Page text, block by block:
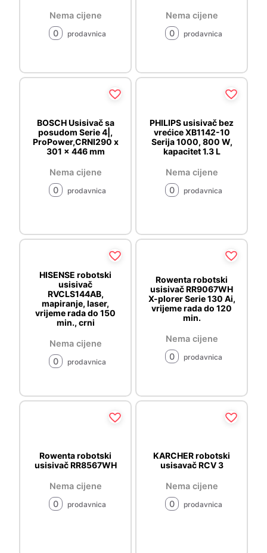
Nema cijene
0
prodavnica
Nema cijene
0
prodavnica
BOSCH Usisivač sa
posudom Serie 4|,
ProPower,CRNI290 x
301 x 446 mm
Nema cijene
0
prodavnica
PHILIPS usisivač bez
vrećice XB1142-10
Serija 1000, 800 W,
kapacitet 1.3 L
Nema cijene
0
prodavnica
HISENSE robotski
usisivač
RVCLS144AB,
mapiranje, laser,
vrijeme rada do 150
min., crni
Nema cijene
0
prodavnica
Rowenta robotski
usisivač RR9067WH
X-plorer Serie 130 Ai,
vrijeme rada do 120
min.
Nema cijene
0
prodavnica
Rowenta robotski
usisivač RR8567WH
Nema cijene
0
prodavnica
KARCHER robotski
usisavač RCV 3
Nema cijene
0
prodavnica